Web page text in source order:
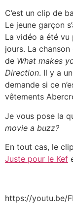
C’est un clip de
Le jeune garçon
La vidéo a été
jours. La
de What makes
Direction. Il y a
demande si ce
vêtements
Je vous pose la
movie a buzz?
En tout cas, le
Juste pour le Kef
https://youtu.be/